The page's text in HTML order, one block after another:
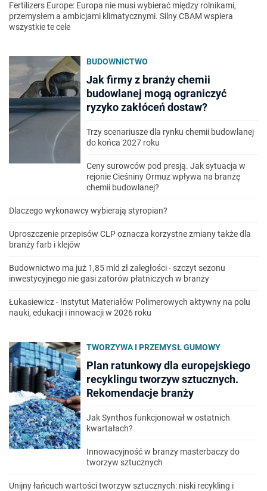
Fertilizers Europe: Europa nie musi wybierać między rolnikami,
przemysłem a ambicjami klimatycznymi. Silny CBAM wspiera
wszystkie te cele
BUDOWNICTWO
Jak firmy z branży chemii
budowlanej mogą ograniczyć
ryzyko zakłóceń dostaw?
Trzy scenariusze dla rynku chemii budowlanej
do końca 2027 roku
Ceny surowców pod presją. Jak sytuacja w
rejonie Cieśniny Ormuz wpływa na branżę
chemii budowlanej?
Dlaczego wykonawcy wybierają styropian?
Uproszczenie przepisów CLP oznacza korzystne zmiany także dla
branży farb i klejów
Budownictwo ma już 1,85 mld zł zaległości - szczyt sezonu
inwestycyjnego nie gasi zatorów płatniczych w branży
Łukasiewicz - Instytut Materiałów Polimerowych aktywny na polu
nauki, edukacji i innowacji w 2026 roku
TWORZYWA I PRZEMYSŁ GUMOWY
Plan ratunkowy dla europejskiego
recyklingu tworzyw sztucznych.
Rekomendacje branży
Jak Synthos funkcjonował w ostatnich
kwartałach?
Innowacyjność w branży masterbaczy do
tworzyw sztucznych
Unijny łańcuch wartości tworzyw sztucznych: niski recykling i